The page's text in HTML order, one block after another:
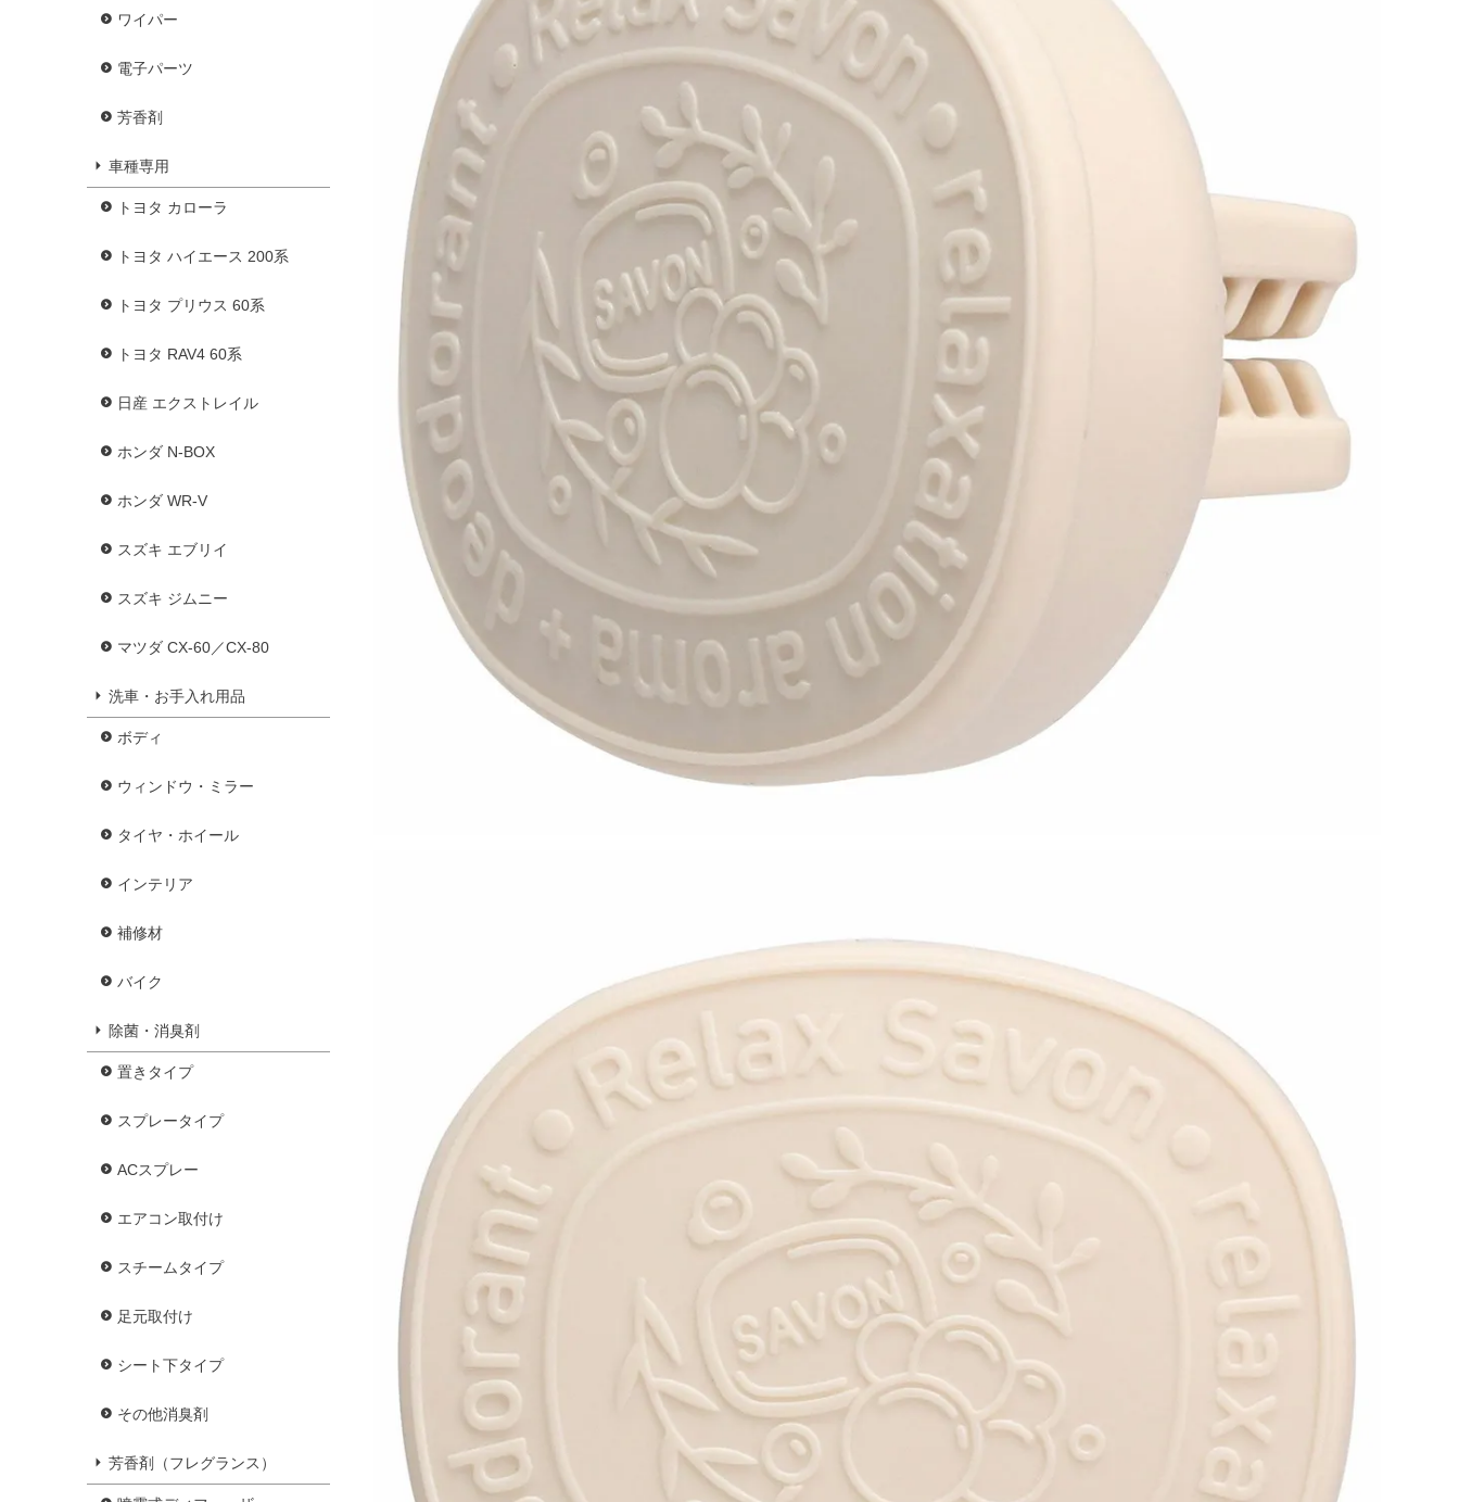
ワイパー
電子パーツ
芳香剤
車種専用
トヨタ カローラ
トヨタ ハイエース 200系
トヨタ プリウス 60系
トヨタ RAV4 60系
日産 エクストレイル
ホンダ N-BOX
ホンダ WR-V
スズキ エブリイ
スズキ ジムニー
マツダ CX-60／CX-80
洗車・お手入れ用品
ボディ
ウィンドウ・ミラー
タイヤ・ホイール
インテリア
補修材
バイク
除菌・消臭剤
置きタイプ
スプレータイプ
ACスプレー
エアコン取付け
スチームタイプ
足元取付け
シート下タイプ
その他消臭剤
芳香剤（フレグランス）